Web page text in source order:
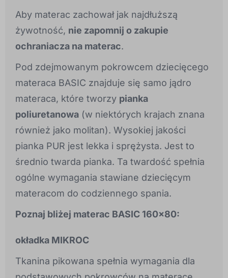
Aby materac zachował jak najdłuższą
żywotność, nie zapomnij o zakupie
ochraniacza na materac.
Pod zdejmowanym pokrowcem dziecięcego
materaca BASIC znajduje się samo jądro
materaca, które tworzy pianka
poliuretanowa (w niektórych krajach znana
również jako molitan). Wysokiej jakości
pianka PUR jest lekka i sprężysta. Jest to
średnio twarda pianka. Ta twardość spełnia
ogólne wymagania stawiane dziecięcym
materacom do codziennego spania.
Poznaj bliżej materac BASIC 160x80:
okładka MIKROC
Tkanina pikowana spełnia wymagania dla